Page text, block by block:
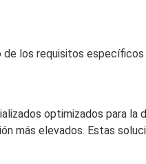
de los requisitos
optimizados para
más elevados. Estas